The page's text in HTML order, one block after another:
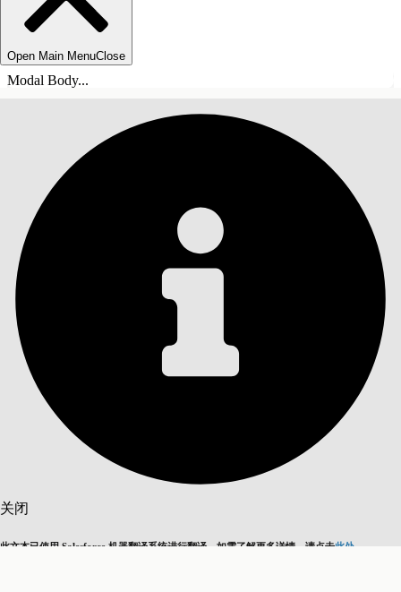
Open Main MenuClose
Modal Body...
关闭
此文本已使用 Salesforce 机器翻译系统进行翻译。如需了解更多详情，请点击此处
目录